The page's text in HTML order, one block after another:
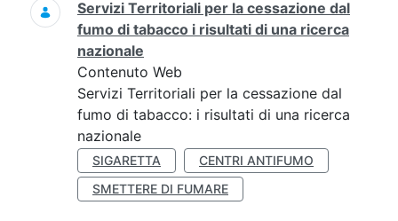
Servizi Territoriali per la cessazione dal
fumo di tabacco i risultati di una ricerca
nazionale
Contenuto Web
Servizi Territoriali per la cessazione dal
fumo di tabacco: i risultati di una ricerca
nazionale
SIGARETTA
CENTRI ANTIFUMO
SMETTERE DI FUMARE